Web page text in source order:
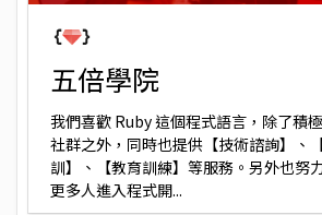
五倍學院
我們喜歡 Ruby 這個程式語言，除了積
社群之外，同時也提供【技術諮詢】、
訓】、【教育訓練】等服務。另外也努
更多人進入程式開...